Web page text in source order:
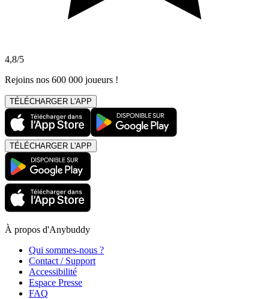
4,8/5
Rejoins nos 600 000 joueurs !
TÉLÉCHARGER L'APP
TÉLÉCHARGER L'APP
À propos d'Anybuddy
Qui sommes-nous ?
Contact / Support
Accessibilité
Espace Presse
FAQ